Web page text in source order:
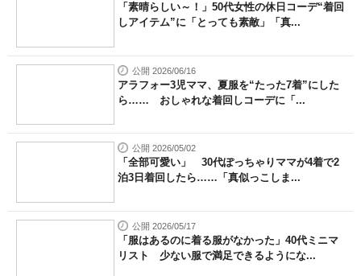
「素晴らしい～！」50代女性の休日コーデ“着回
しアイテム”に「とっても素敵」「真...
公開 2026/06/16
アラフォー3児ママ、夏服を“たった7着”にした
ら…… おしゃれな着回しコーデに「...
公開 2026/05/02
「全部可愛い」 30代ぽっちゃりママが4着で2
泊3日着回したら……「真似っこしま...
公開 2026/05/17
「服はあるのに着る服がなかった」40代ミニマ
リスト 少ない服で満足できるようにな...